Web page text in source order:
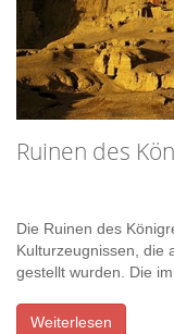
Ruinen des
Die Ruinen des
Kulturzeugnissen, die
gestellt wurden. Die
Weiterlesen